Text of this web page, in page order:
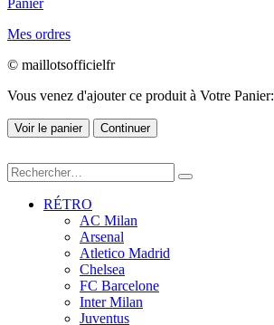
Panier
Mes ordres
© maillotsofficielfr
Vous venez d'ajouter ce produit à Votre Panier:
Voir le panier Continuer
RÉTRO
AC Milan
Arsenal
Atletico Madrid
Chelsea
FC Barcelone
Inter Milan
Juventus